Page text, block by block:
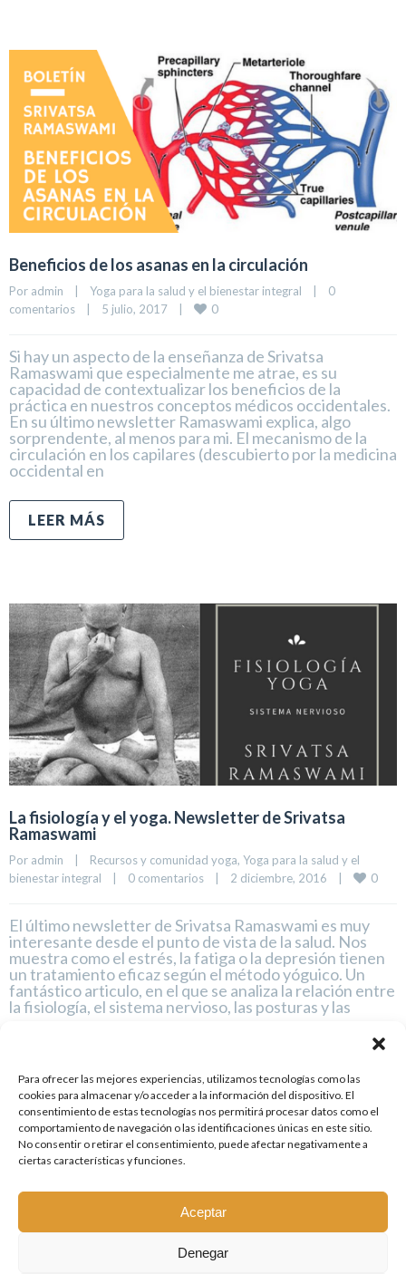
Para ofrecer las mejores experiencias, utilizamos tecnologías como las
cookies para almacenar y/o acceder a la información del dispositivo. El
consentimiento de estas tecnologías nos permitirá procesar datos como el
comportamiento de navegación o las identificaciones únicas en este sitio.
No consentir o retirar el consentimiento, puede afectar negativamente a
ciertas características y funciones.
Aceptar
Denegar
Beneficios de los asanas en la circulación
Por admin Yoga para la salud y el bienestar integral
0
comentarios
5 julio, 2017 0
Si hay un aspecto de la enseñanza de Srivatsa
Ramaswami que especialmente me atrae, es su
capacidad de contextualizar los beneficios de la
práctica en nuestros conceptos médicos occidentales.
En su último newsletter Ramaswami explica, algo
sorprendente, al menos para mi. El mecanismo de la
circulación en los capilares (descubierto por la medicina
occidental en
LEER MÁS
La fisiología y el yoga. Newsletter de Srivatsa
Ramaswami
Por admin Recursos y comunidad yoga, Yoga para la salud y el
bienestar integral
0 comentarios 2 diciembre, 2016 0
El último newsletter de Srivatsa Ramaswami es muy
interesante desde el punto de vista de la salud. Nos
muestra como el estrés, la fatiga o la depresión tienen
un tratamiento eficaz según el método yóguico. Un
fantástico articulo, en el que se analiza la relación entre
la fisiología, el sistema nervioso, las posturas y las